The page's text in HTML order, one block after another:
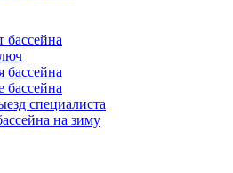
бассейна
бассейна
специалиста
на зиму